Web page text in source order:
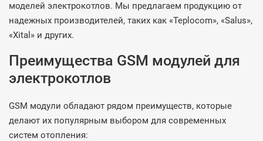
моделей электрокотлов. Мы предлагаем продукцию от
надежных производителей, таких как «Teplocom», «Salus»,
«Xital» и других.
Преимущества GSM модулей для
электрокотлов
GSM модули обладают рядом преимуществ, которые
делают их популярным выбором для современных
систем отопления: